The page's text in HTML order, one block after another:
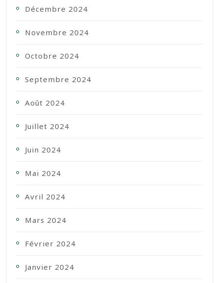
Décembre 2024
Novembre 2024
Octobre 2024
Septembre 2024
Août 2024
Juillet 2024
Juin 2024
Mai 2024
Avril 2024
Mars 2024
Février 2024
Janvier 2024